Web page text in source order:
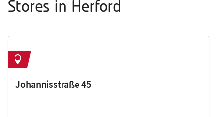
Stores in Herford
Johannisstraße 45